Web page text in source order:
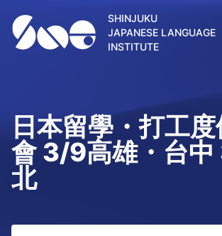
SHINJUKU
JAPANESE LANGUAGE
INSTITUTE
日本留學・打工
會 3/9高雄・台
北